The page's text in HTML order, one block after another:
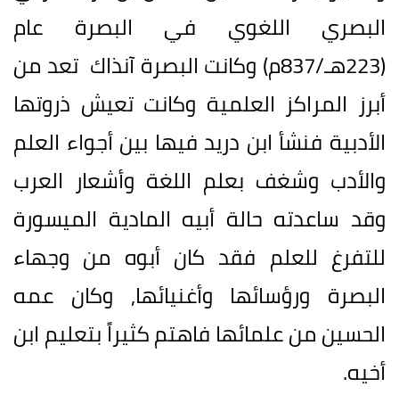
البصري اللغوي في البصرة عام
(223هـ/837م) وكانت البصرة آنذاك تعد من
أبرز المراكز العلمية وكانت تعيش ذروتها
الأدبية فنشأ ابن دريد فيها بين أجواء العلم
والأدب وشغف بعلم اللغة وأشعار العرب
وقد ساعدته حالة أبيه المادية الميسورة
للتفرغ للعلم فقد كان أبوه من وجهاء
البصرة ورؤسائها وأغنيائها, وكان عمه
الحسين من علمائها فاهتم كثيراً بتعليم ابن
أخيه.